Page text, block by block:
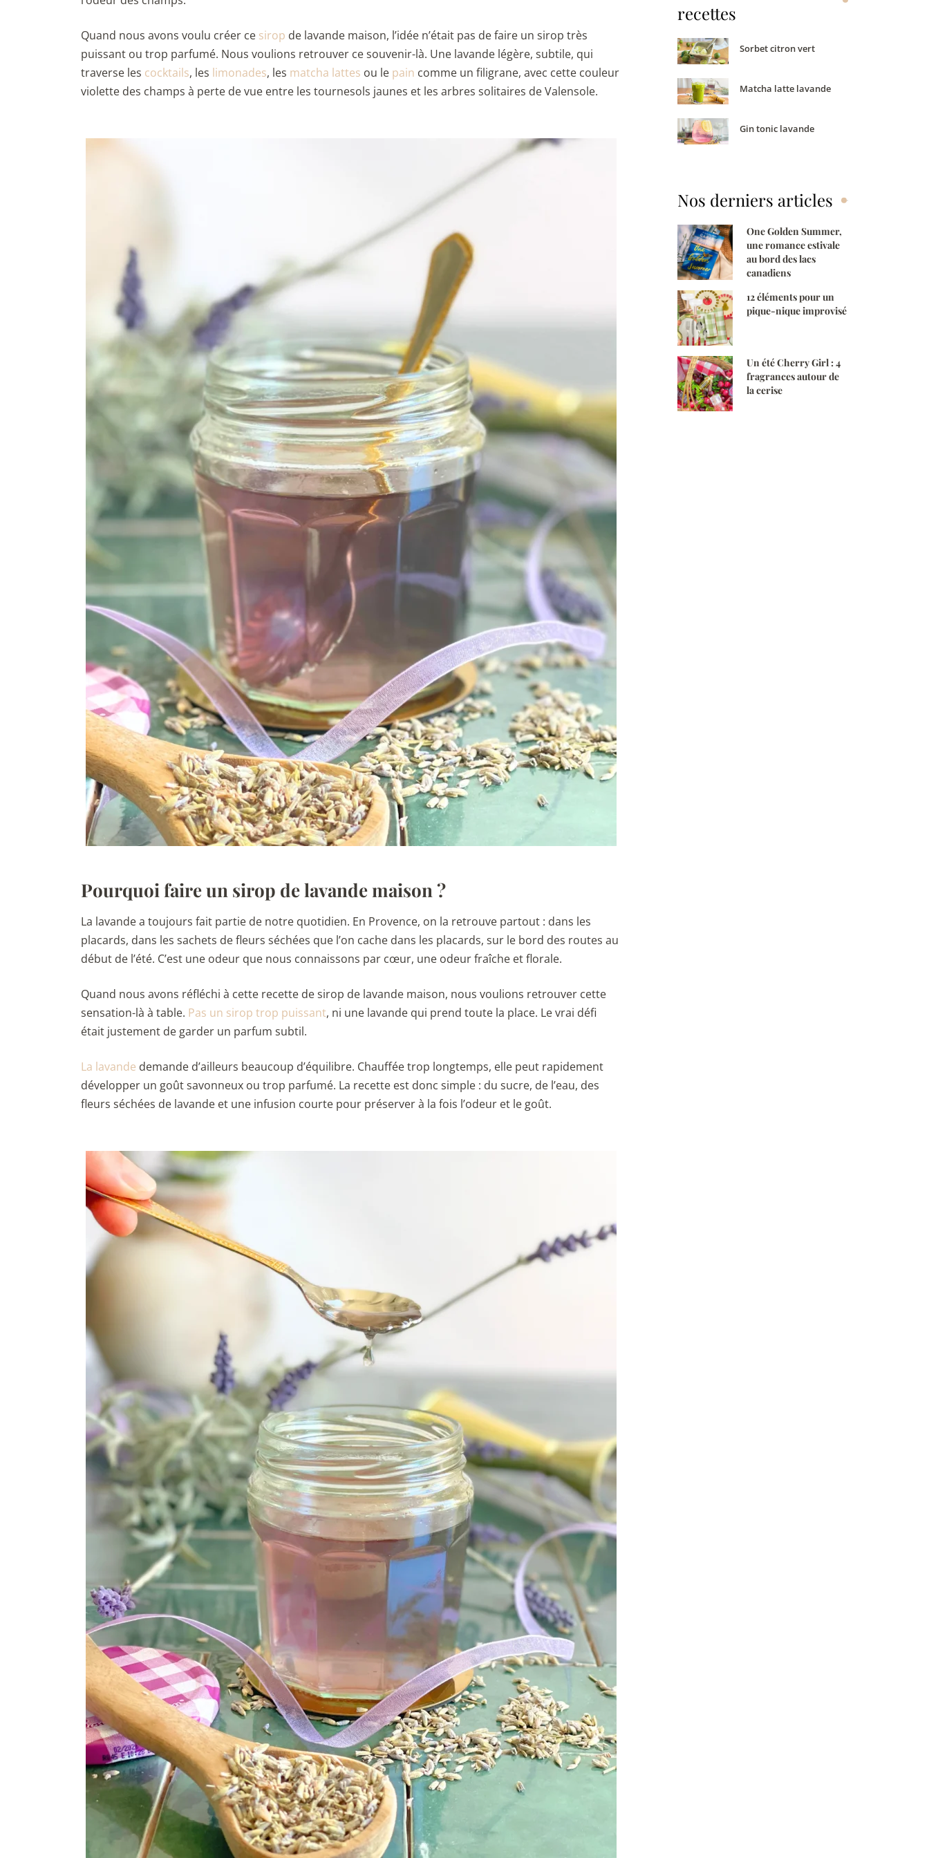
Quand nous avons voulu créer ce sirop de lavande maison, l’idée n’était pas de faire un sirop très
puissant ou trop parfumé. Nous voulions retrouver ce souvenir-là. Une lavande légère, subtile, qui
traverse les cocktails, les limonades, les matcha lattes ou le pain comme un filigrane, avec cette couleur
violette des champs à perte de vue entre les tournesols jaunes et les arbres solitaires de Valensole.
Pourquoi faire un sirop de lavande maison ?
La lavande a toujours fait partie de notre quotidien. En Provence, on la retrouve partout : dans les
placards, dans les sachets de fleurs séchées que l’on cache dans les placards, sur le bord des routes au
début de l’été. C’est une odeur que nous connaissons par cœur, une odeur fraîche et florale.
Quand nous avons réfléchi à cette recette de sirop de lavande maison, nous voulions retrouver cette
sensation-là à table. Pas un sirop trop puissant, ni une lavande qui prend toute la place. Le vrai défi
était justement de garder un parfum subtil.
La lavande demande d’ailleurs beaucoup d’équilibre. Chauffée trop longtemps, elle peut rapidement
développer un goût savonneux ou trop parfumé. La recette est donc simple : du sucre, de l’eau, des
fleurs séchées de lavande et une infusion courte pour préserver à la fois l’odeur et le goût.
s
o
r
c
t
s
recettes
Sorbet citron vert
Matcha latte lavande
Gin tonic lavande
Nos derniers articles
One Golden Summer,
une romance estivale
au bord des lacs
canadiens
12 éléments pour un
pique-nique improvisé
Un été Cherry Girl : 4
fragrances autour de
la cerise